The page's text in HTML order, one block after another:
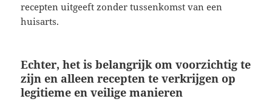
recepten uitgeeft zonder tussenkomst van een
huisarts.
Echter, het is belangrijk om voorzichtig te
zijn en alleen recepten te verkrijgen op
legitieme en veilige manieren